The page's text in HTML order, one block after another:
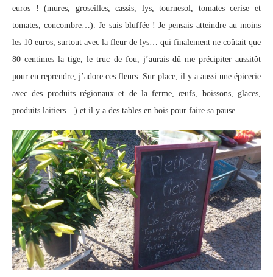
euros ! (mures, groseilles, cassis, lys, tournesol, tomates cerise et
tomates, concombre…). Je suis bluffée ! Je pensais atteindre au moins
les 10 euros, surtout avec la fleur de lys… qui finalement ne coûtait que
80 centimes la tige, le truc de fou, j’aurais dû me précipiter aussitôt
pour en reprendre, j’adore ces fleurs. Sur place, il y a aussi une épicerie
avec des produits régionaux et de la ferme, œufs, boissons, glaces,
produits laitiers…) et il y a des tables en bois pour faire sa pause.